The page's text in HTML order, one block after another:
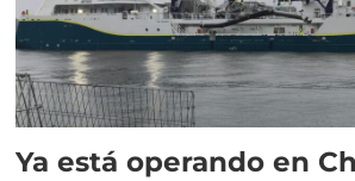
Ya está operando en